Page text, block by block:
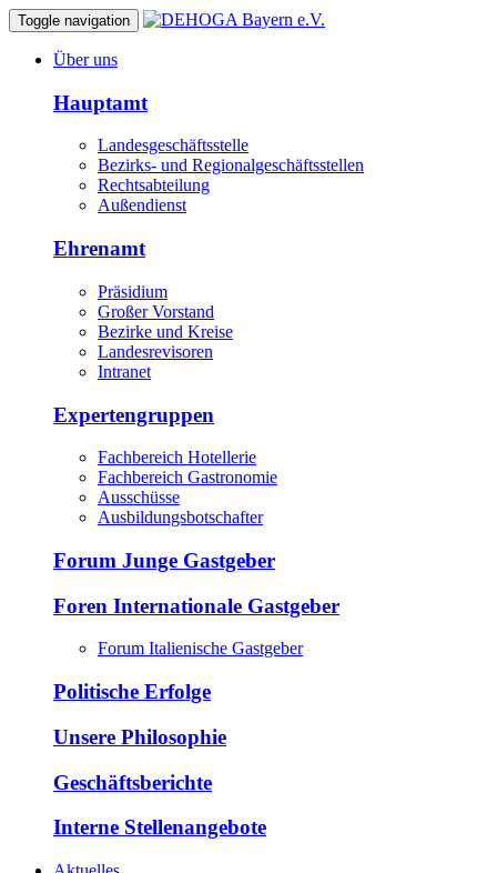
Toggle navigation
Über uns
Hauptamt
Landesgeschäftsstelle
Bezirks- und Regionalgeschäftsstellen
Rechtsabteilung
Außendienst
Ehrenamt
Präsidium
Großer Vorstand
Bezirke und Kreise
Landesrevisoren
Intranet
Expertengruppen
Fachbereich Hotellerie
Fachbereich Gastronomie
Ausschüsse
Ausbildungsbotschafter
Forum Junge Gastgeber
Foren Internationale Gastgeber
Forum Italienische Gastgeber
Politische Erfolge
Unsere Philosophie
Geschäftsberichte
Interne Stellenangebote